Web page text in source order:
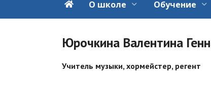
О школе Обучение
Юрочкина Валентина
Учитель музыки, хормейстер, регент